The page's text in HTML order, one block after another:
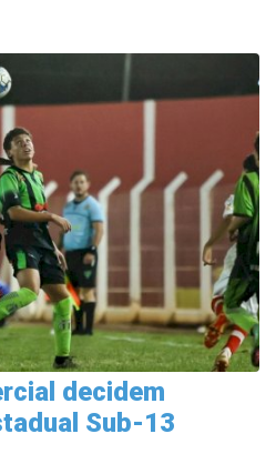
decidem
Sub-13